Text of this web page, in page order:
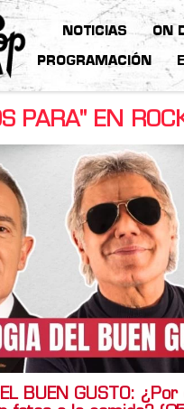
NOTICIAS ON
PROGRAMACIÓN
PARA" EN
BUEN GUSTO: